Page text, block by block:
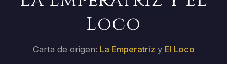
Loco
Carta de origen: La Emperatriz y El Loco